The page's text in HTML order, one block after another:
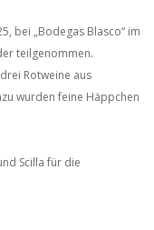
bei „Bodegas Blasco“ im
teilgenommen.
Rotweine aus
wurden feine Häppchen
Scilla für die